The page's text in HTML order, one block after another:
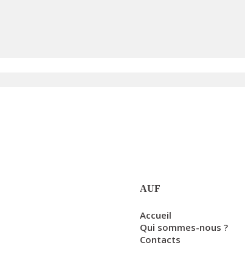
AUF
Accueil
Qui sommes-nous ?
Contacts